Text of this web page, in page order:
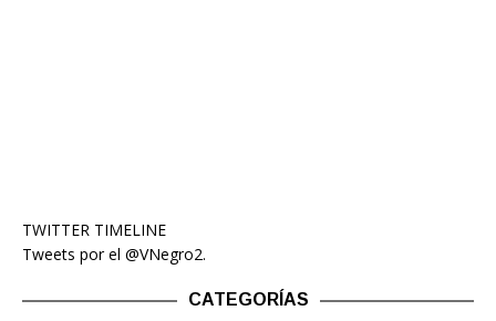
TWITTER TIMELINE
Tweets por el @VNegro2.
CATEGORÍAS